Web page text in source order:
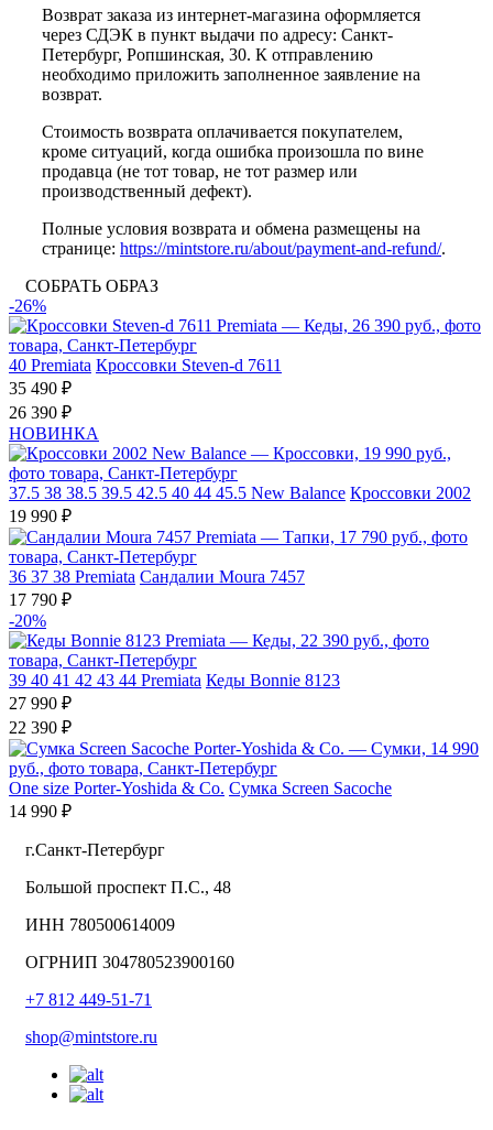
Возврат заказа из интернет-магазина оформляется
через СДЭК в пункт выдачи по адресу: Санкт-
Петербург, Ропшинская, 30. К отправлению
необходимо приложить заполненное заявление на
возврат.
Стоимость возврата оплачивается покупателем,
кроме ситуаций, когда ошибка произошла по вине
продавца (не тот товар, не тот размер или
производственный дефект).
Полные условия возврата и обмена размещены на
странице: https://mintstore.ru/about/payment-and-refund/.
СОБРАТЬ ОБРАЗ
-26%
40 Premiata Кроссовки Steven-d 7611
35 490 ₽
26 390 ₽
НОВИНКА
37.5 38 38.5 39.5 42.5 40 44 45.5 New Balance Кроссовки 2002
19 990 ₽
36 37 38 Premiata Сандалии Moura 7457
17 790 ₽
-20%
39 40 41 42 43 44 Premiata Кеды Bonnie 8123
27 990 ₽
22 390 ₽
One size Porter-Yoshida & Co. Сумка Screen Sacoche
14 990 ₽
г.Санкт-Петербург
Большой проспект П.С., 48
ИНН 780500614009
ОГРНИП 304780523900160
+7 812 449-51-71
shop@mintstore.ru